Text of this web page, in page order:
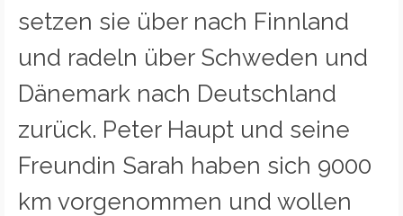
setzen sie über nach Finnland
und radeln über Schweden und
Dänemark nach Deutschland
zurück. Peter Haupt und seine
Freundin Sarah haben sich 9000
km vorgenommen und wollen